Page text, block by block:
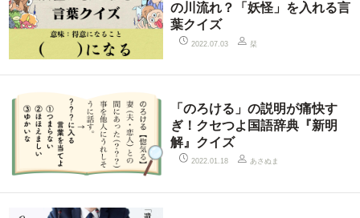
の川流れ？「妖怪」を入れる言
葉クイズ
2022.07.03 栞
「のろける」の説明が痛快す
ぎ！クセつよ国語辞典『新明
解』クイズ
2022.01.18 あさぬま